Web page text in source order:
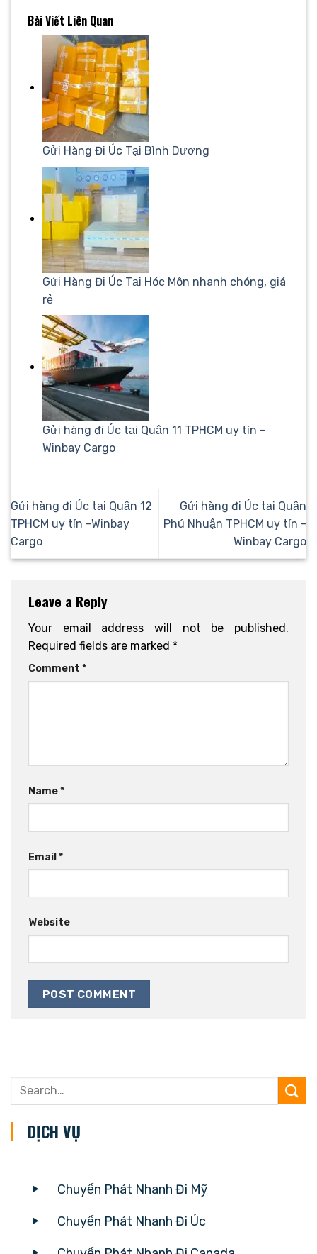
Bài Viết Liên Quan
Gửi Hàng Đi Úc Tại Bình Dương
Gửi Hàng Đi Úc Tại Hóc Môn nhanh chóng, giá
rẻ
Gửi hàng đi Úc tại Quận 11 TPHCM uy tín -
Winbay Cargo
Gửi hàng đi Úc tại Quận 12
TPHCM uy tín -Winbay
Cargo
Gửi hàng đi Úc tại Quận
Phú Nhuận TPHCM uy tín -
Winbay Cargo
Leave a Reply
Your email address will not be published.
Required fields are marked *
Comment *
Name*
Email *
Website
DỊCH VỤ
Chuyển Phát Nhanh Đi Mỹ
Chuyển Phát Nhanh Đi Úc